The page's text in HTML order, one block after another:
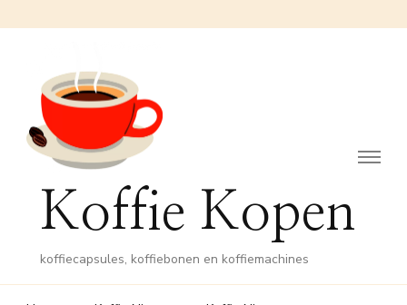
Koffie Kopen
koffiecapsules, koffiebonen en koffiemachines